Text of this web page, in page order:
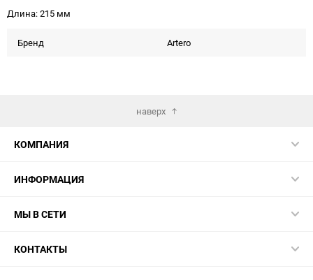
Длина: 215 мм
Бренд Artero
наверх
КОМПАНИЯ
ИНФОРМАЦИЯ
МЫ В СЕТИ
КОНТАКТЫ